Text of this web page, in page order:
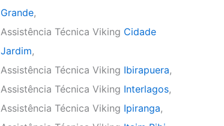
Grande,
Assistência Técnica Viking Cidade
Jardim,
Assistência Técnica Viking Ibirapuera,
Assistência Técnica Viking Interlagos,
Assistência Técnica Viking Ipiranga,